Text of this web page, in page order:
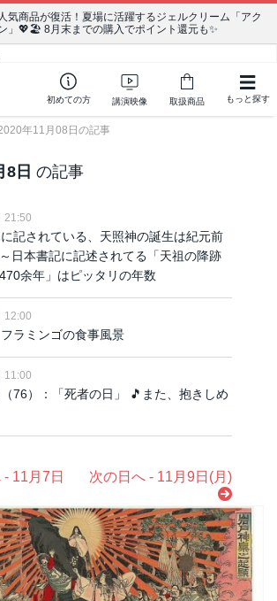
気商品が復活！夏場に活躍するジェルクリーム「アク
」💖🏖️ 8月末までの購入でポイント還元も✨
初めての方 講演映像 取扱商品 もっと探す
年11月08日の記事
8日 の記事
21:50
記されている、天照神の誕生は紀元前
日本書記に記述されてる「天祖の降跡
余年」はピッタリの年数
12:00
フラミンゴの食事風景
11:00
76）：「死者の日」 🎵また、抱きしめ
11月7日
次の日へ - 11月9日(月)